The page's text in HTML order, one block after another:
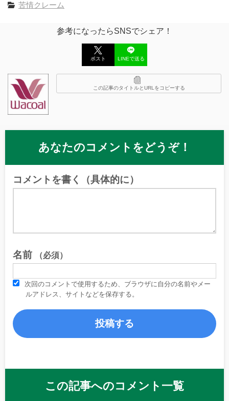
苦情クレーム
参考になったらSNSでシェア！
ポスト LINEで送る
この記事のタイトルとURLをコピーする
あなたのコメントをどうぞ！
コメントを書く（具体的に）
名前 （必須）
次回のコメントで使用するため、ブラウザに自分の名前やメー
ルアドレス、サイトなどを保存する。
この記事へのコメント一覧